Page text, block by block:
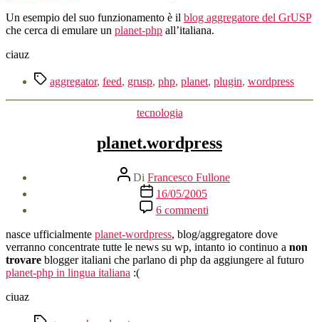
Un esempio del suo funzionamento è il blog aggregatore del GrUSP
che cerca di emulare un planet-php all’italiana.
ciauz
Tag aggregator, feed, grusp, php, planet, plugin, wordpress
Categorie
tecnologia
planet.wordpress
Autore
articolo
Di Francesco Fullone
Data
dell'articolo
16/05/2005
6 commentisu
planet.wordpress
nasce ufficialmente planet-wordpress, blog/aggregatore dove
verranno concentrate tutte le news su wp, intanto io continuo a non
trovare blogger italiani che parlano di php da aggiungere al futuro
planet-php in lingua italiana :(
ciuaz